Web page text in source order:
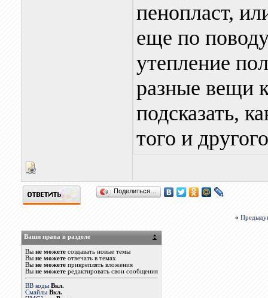
пенопласт,
еще по
утепление
разные вещи
подсказать,
того и
Поделиться…
«
Ваши права в разделе
Вы не можетесоздавать новые темы
Вы не можетеотвечать в темах
Вы не можетеприкреплять вложения
Вы не можетередактировать свои сообщения
BB коды Вкл.
Смайлы Вкл.